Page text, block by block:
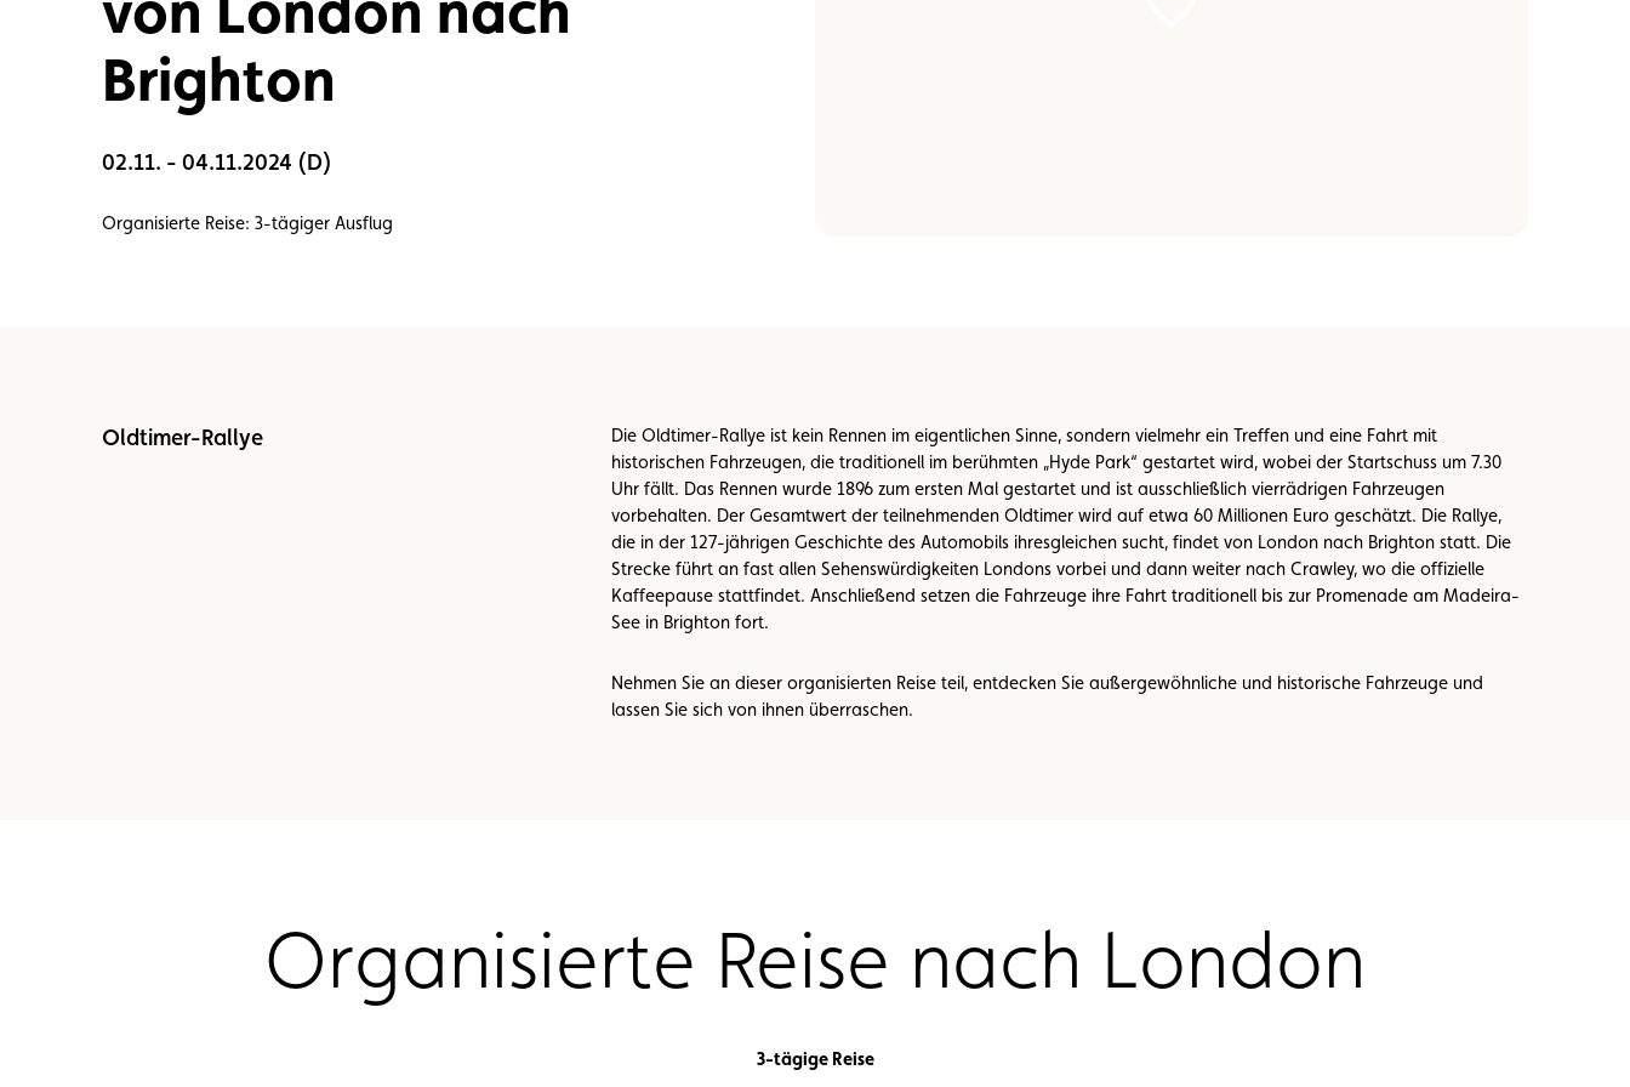
Mitglied Mitgliedervorteile Vignetten
Brighton
02.11. - 04.11.2024 (D)
Organisierte Reise: 3-tägiger Ausflug
Oldtimer-Rallye
Die Oldtimer-Rallye ist kein Rennen im eigentlichen Sinne, sondern vielmehr ein Treffen und eine Fahrt mit
historischen Fahrzeugen, die traditionell im berühmten „Hyde Park“ gestartet wird, wobei der Startschuss um 7.30
Uhr fällt. Das Rennen wurde 1896 zum ersten Mal gestartet und ist ausschließlich vierrädrigen Fahrzeugen
vorbehalten. Der Gesamtwert der teilnehmenden Oldtimer wird auf etwa 60 Millionen Euro geschätzt. Die Rallye,
die in der 127-jährigen Geschichte des Automobils ihresgleichen sucht, findet von London nach Brighton statt. Die
Strecke führt an fast allen Sehenswürdigkeiten Londons vorbei und dann weiter nach Crawley, wo die offizielle
Kaffeepause stattfindet. Anschließend setzen die Fahrzeuge ihre Fahrt traditionell bis zur Promenade am Madeira-
See in Brighton fort.
Nehmen Sie an dieser organisierten Reise teil, entdecken Sie außergewöhnliche und historische Fahrzeuge und
lassen Sie sich von ihnen überraschen.
Organisierte Reise nach London
3-tägige Reise